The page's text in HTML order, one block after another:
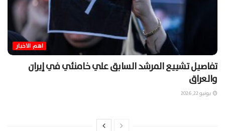
اهم الاخبار
تفاصيل تشييع المرشد السابق علي خامنئي في إيران
والعراق
يونيو 22, 2026